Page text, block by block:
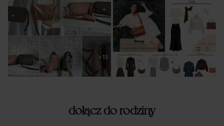
dołącz do rodziny